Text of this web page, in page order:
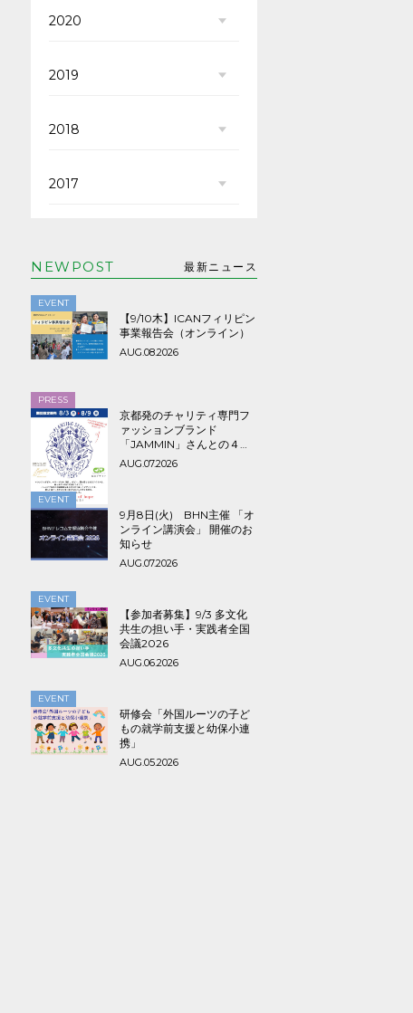
2020
2019
2018
2017
NEWPOST 最新ニュース
EVENT
【9/10木】ICANフィリピン
事業報告会（オンライン）
AUG.08.2026
PRESS
京都発のチャリティ専門フ
ァッションブランド
「JAMMIN」さんとの４年
ぶり３回目のコラボTシャツ
AUG.07.2026
EVENT
9月8日(火) BHN主催 「オ
ンライン講演会」 開催のお
知らせ
AUG.07.2026
EVENT
【参加者募集】9/3 多文化
共生の担い手・実践者全国
会議2026
AUG.06.2026
EVENT
研修会「外国ルーツの子ど
もの就学前支援と幼保小連
携」
AUG.05.2026